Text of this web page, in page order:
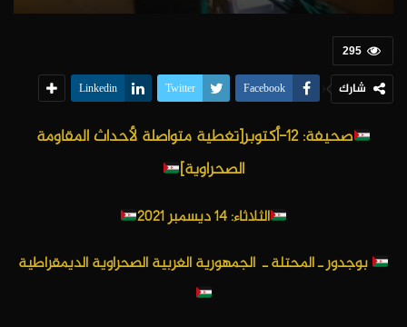
295
شارك Facebook
Twitter
Linkedin
ص
حيفة: 12-أكتوبر[تغطية متواصلة لأحداث المقاومة
الصحراوية]
الثلاثاء: 14 ديسمبر 2021
بوجدور ـ المحتلةـ الجمهورية الغربية الصحراوية الديمقراطية